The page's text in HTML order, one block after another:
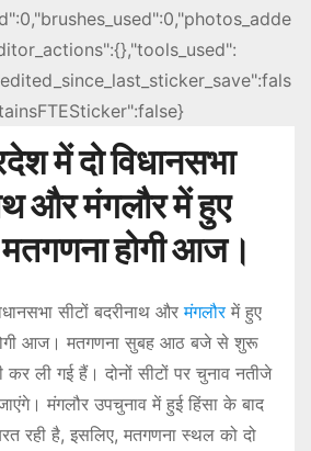
में दो विधानसभा
और मंगलौर में हुए
होगी आज।
सीटों बदरीनाथ औरमंगलौरमें हुए
आज। मतगणना सुबह आठ बजे से शुरू
कर ली गई हैं। दोनों सीटों पर चुनाव नतीजे
मंगलौर उपचुनाव में हुई हिंसा के बाद
रही है, इसलिए, मतगणना स्थल को दो